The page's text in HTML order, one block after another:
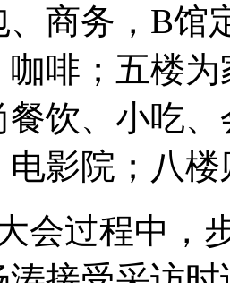
商务，B馆
啡；五楼
饮、小吃
影院；八
过程中，